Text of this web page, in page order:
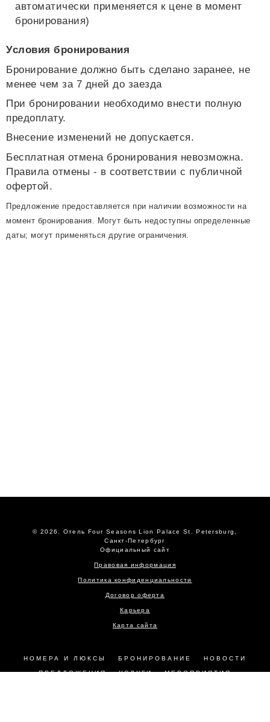
автоматически применяется к цене в момент
бронирования)
Условия бронирования
Бронирование должно быть сделано заранее, не
менее чем за 7 дней до заезда
При бронировании необходимо внести полную
предоплату.
Внесение изменений не допускается.
Бесплатная отмена бронирования невозможна.
Правила отмены - в соответствии с публичной
офертой.
Предложение предоставляется при наличии возможности на
момент бронирования. Могут быть недоступны определенные
даты; могут применяться другие ограничения.
© 2026. Отель Four Seasons Lion Palace St. Petersburg,
Санкт-Петербург
Официальный сайт
Правовая информация
Политика конфиденциальности
Договор оферта
Карьера
Карта сайта
НОМЕРА И ЛЮКСЫ БРОНИРОВАНИЕ НОВОСТИ
ПРЕДЛОЖЕНИЯ УСЛУГИ МЕРОПРИЯТИЯ